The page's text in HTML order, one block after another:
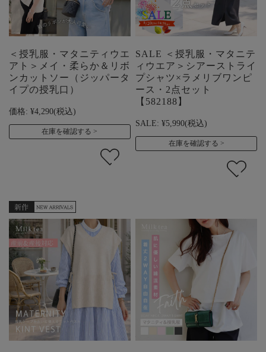
＜授乳服・マタニティウエ
アト＞メイ・柔らか＆リボ
ンカットソー（ジッパータ
イプの授乳口）
価格: ¥4,290(税込)
在庫を確認する
SALE ＜授乳服・マタニテ
ィウエア＞シアーストライ
プシャツ×ラメリブワンピ
ース・2点セット
【582188】
SALE: ¥5,990(税込)
在庫を確認する